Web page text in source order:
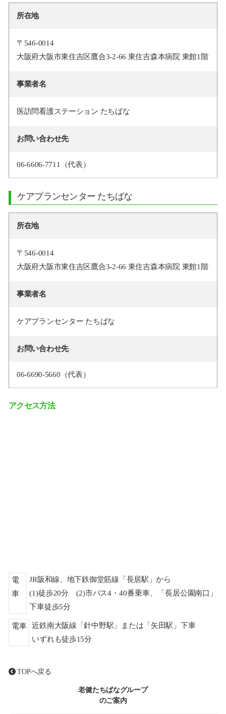
TOPへ戻る
老健たちばなグループ
のご案内
所在地
〒546-0014
大阪府大阪市東住吉区鷹合3-2-66 東住吉森本病院 東館1階
事業者名
医訪問看護ステーション たちばな
お問い合わせ先
06-6606-7711（代表）
ケアプランセンター たちばな
所在地
〒546-0014
大阪府大阪市東住吉区鷹合3-2-66 東住吉森本病院 東館1階
事業者名
ケアプランセンター たちばな
お問い合わせ先
06-6690-5660（代表）
アクセス方法
電
車
JR阪和線、地下鉄御堂筋線「長居駅」から
(1)徒歩20分 (2)市バス4・40番乗車、「長居公園南口」
下車徒歩5分
電車
近鉄南大阪線「針中野駅」または「矢田駅」下車
いずれも徒歩15分